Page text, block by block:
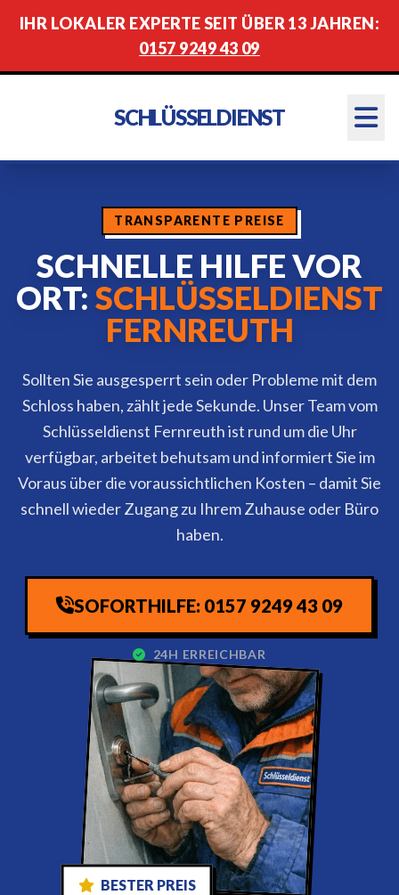
IHR LOKALER EXPERTE SEIT ÜBER 13 JAHREN:
0157 9249 43 09
SCHLÜSSELDIENST
TRANSPARENTE PREISE
SCHNELLE HILFE VOR
ORT: SCHLÜSSELDIENST
FERNREUTH
Sollten Sie ausgesperrt sein oder Probleme mit dem
Schloss haben, zählt jede Sekunde. Unser Team vom
Schlüsseldienst Fernreuth ist rund um die Uhr
verfügbar, arbeitet behutsam und informiert Sie im
Voraus über die voraussichtlichen Kosten – damit Sie
schnell wieder Zugang zu Ihrem Zuhause oder Büro
haben.
SOFORTHILFE: 0157 9249 43 09
24H ERREICHBAR
BESTER PREIS